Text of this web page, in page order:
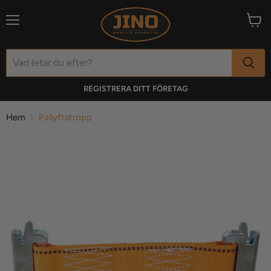
REGISTRERA DITT FÖRETAG
Hem Pallyftstropp